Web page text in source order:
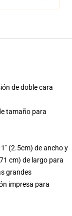
de doble cara
tamaño para
(2.5cm) de ancho y
cm) de largo para
grandes
impresa para